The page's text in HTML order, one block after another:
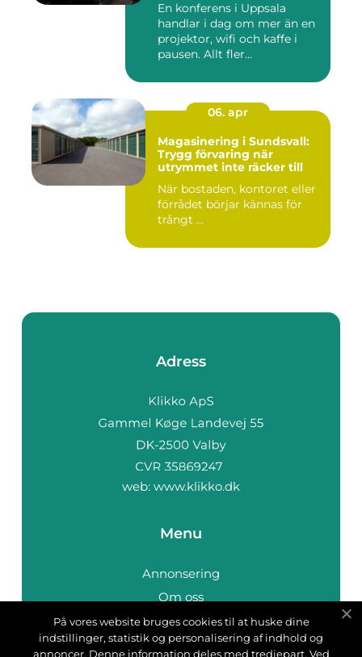
En konferens i Uppsala
handlar i dag om mer än en
projektor, wifi och kaffe i
pausen. Allt fler...
06. apr
Magasinering i Sundsvall:
Trygg förvaring när
utrymmet inte räcker till
När bostaden, kontoret eller
förrådet börjar kännas för
trångt ...
Adress
web: www.klikko.dk
Menu
Annonsering
Om oss
Cookies
Kontakta oss
På vores website bruges cookies til at huske dine
indstillinger, statistik og personalisering af indhold og
annoncer. Denne information deles med tredjepart. Ved